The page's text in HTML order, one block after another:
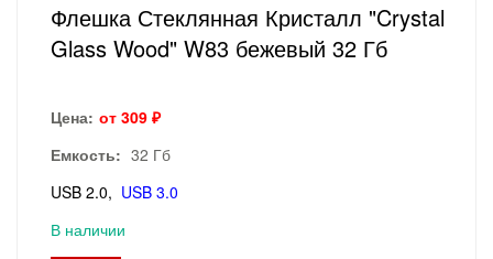
Флешка Стеклянная Кристалл "Crystal
Glass Wood" W83 бежевый 32 Гб
Цена: от 309 ₽
Емкость: 32 Гб
USB 2.0
USB 3.0
В наличии